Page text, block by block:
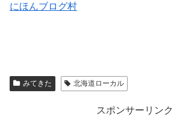
にほんブログ村
みてきた 北海道ローカル
スポンサーリンク